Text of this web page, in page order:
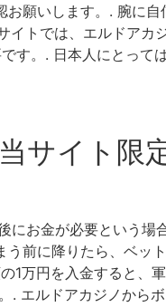
願いします。. 腕に
トでは、エルドア
す。. 日本人にとっ
サイト限
お金が必要という
前に降りたら、ベッ
万円を入金すると、
エルドアカジノから